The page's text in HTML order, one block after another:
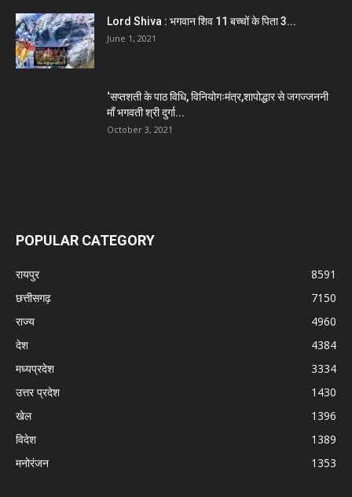
Lord Shiva : भगवान शिव 11 बच्चों के पिता 3...
June 1, 2021
‘सप्तशती के पाठ विधि, विनियोगःमंत्र,शापोद्धार से जगज्जननी
माँ भगवती श्री दुर्गा...
October 3, 2021
POPULAR CATEGORY
रायपुर
8591
छत्तीसगढ़
7150
राज्य
4960
देश
4384
मध्यप्रदेश
3334
उत्तर प्रदेश
1430
खेल
1396
विदेश
1389
मनोरंजन
1353